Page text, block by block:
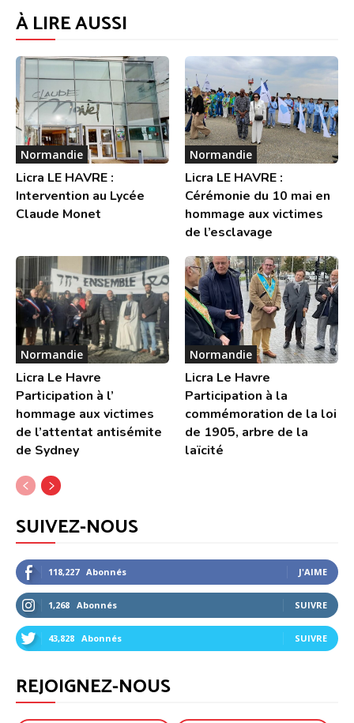
À LIRE AUSSI
Normandie
Licra LE HAVRE :
Intervention au Lycée
Claude Monet
Normandie
Licra LE HAVRE :
Cérémonie du 10 mai en
hommage aux victimes
de l’esclavage
Normandie
Licra Le Havre
Participation à l’
hommage aux victimes
de l’attentat antisémite
de Sydney
Normandie
Licra Le Havre
Participation à la
commémoration de la loi
de 1905, arbre de la
laïcité
SUIVEZ-NOUS
118,227 Abonnés J'AIME
1,268 Abonnés SUIVRE
43,828 Abonnés SUIVRE
REJOIGNEZ-NOUS